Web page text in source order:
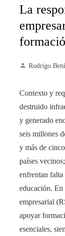
La
Rodrigo
Contexto y
destruido
y generado
seis millones
y más de
países
enfrentan falta
educación. En
empresarial
apoyar
esenciales,